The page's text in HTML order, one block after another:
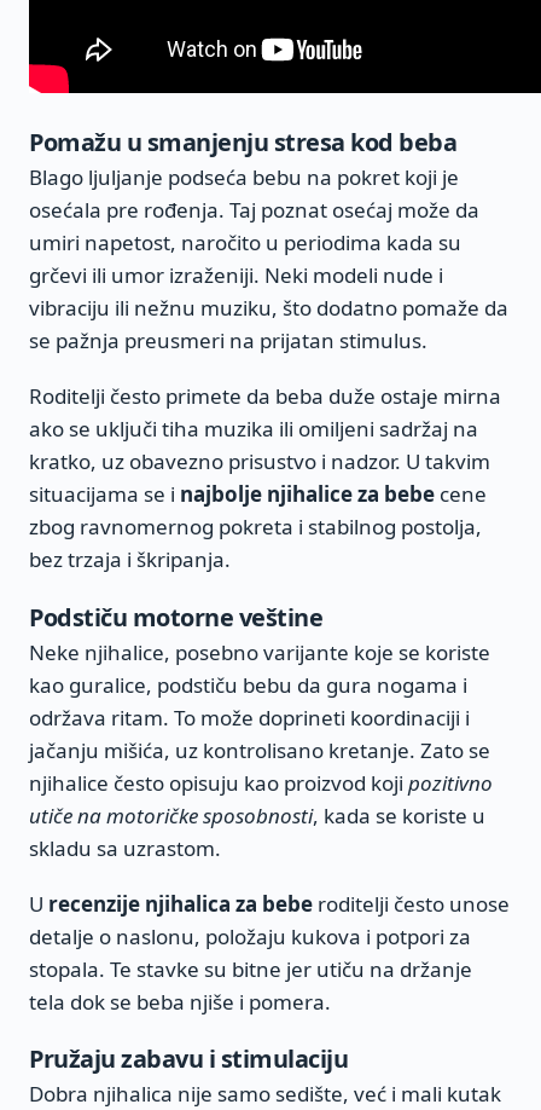
Pomažu u smanjenju stresa kod beba
Blago ljuljanje podseća bebu na pokret koji je
osećala pre rođenja. Taj poznat osećaj može da
umiri napetost, naročito u periodima kada su
grčevi ili umor izraženiji. Neki modeli nude i
vibraciju ili nežnu muziku, što dodatno pomaže da
se pažnja preusmeri na prijatan stimulus.
Roditelji često primete da beba duže ostaje mirna
ako se uključi tiha muzika ili omiljeni sadržaj na
kratko, uz obavezno prisustvo i nadzor. U takvim
situacijama se i najbolje njihalice za bebe cene
zbog ravnomernog pokreta i stabilnog postolja,
bez trzaja i škripanja.
Podstiču motorne veštine
Neke njihalice, posebno varijante koje se koriste
kao guralice, podstiču bebu da gura nogama i
održava ritam. To može doprineti koordinaciji i
jačanju mišića, uz kontrolisano kretanje. Zato se
njihalice često opisuju kao proizvod koji pozitivno
utiče na motoričke sposobnosti, kada se koriste u
skladu sa uzrastom.
U recenzije njihalica za bebe roditelji često unose
detalje o naslonu, položaju kukova i potpori za
stopala. Te stavke su bitne jer utiču na držanje
tela dok se beba njiše i pomera.
Pružaju zabavu i stimulaciju
Dobra njihalica nije samo sedište, već i mali kutak